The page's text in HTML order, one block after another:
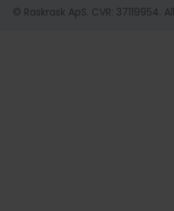
© Raskrask ApS. CVR: